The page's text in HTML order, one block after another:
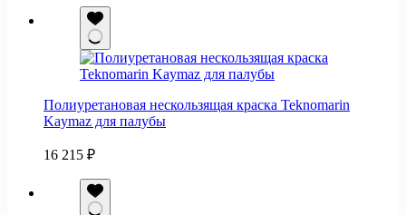
Полиуретановая нескользящая краска Teknomarin
Kaymaz для палубы
16 215 ₽